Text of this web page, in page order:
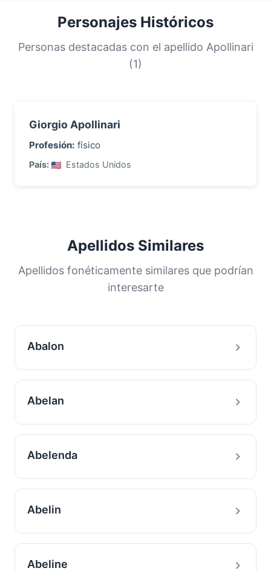
de apellidos menos frecuentes. Esta
distribución nos ayuda a comprender los
orígenes y la historia migratoria de las familias
Personajes Históricos
Personas destacadas con el apellido Apollinari
(1)
Giorgio Apollinari
Profesión: físico
País: Estados Unidos
Apellidos Similares
Apellidos fonéticamente similares que podrían
interesarte
Abalon
Abelan
Abelenda
Abelin
Abeline